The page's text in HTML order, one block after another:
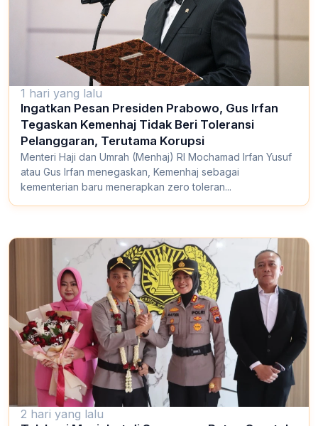
1 hari yang lalu
Ingatkan Pesan Presiden Prabowo, Gus Irfan
Tegaskan Kemenhaj Tidak Beri Toleransi
Pelanggaran, Terutama Korupsi
Menteri Haji dan Umrah (Menhaj) RI Mochamad Irfan Yusuf
atau Gus Irfan menegaskan, Kemenhaj sebagai
kementerian baru menerapkan zero toleran...
2 hari yang lalu